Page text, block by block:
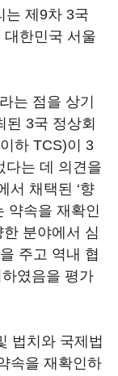
는 제9차 3국
한민국 서울
는 점을 상기
3국 정상회
하 TCS)이 3
다는 데 의견을
서 채택된 ‘향
약속을 재확인
분야에서 심
주고 역내 협
였음을 평가
법치와 국제법
속을 재확인하